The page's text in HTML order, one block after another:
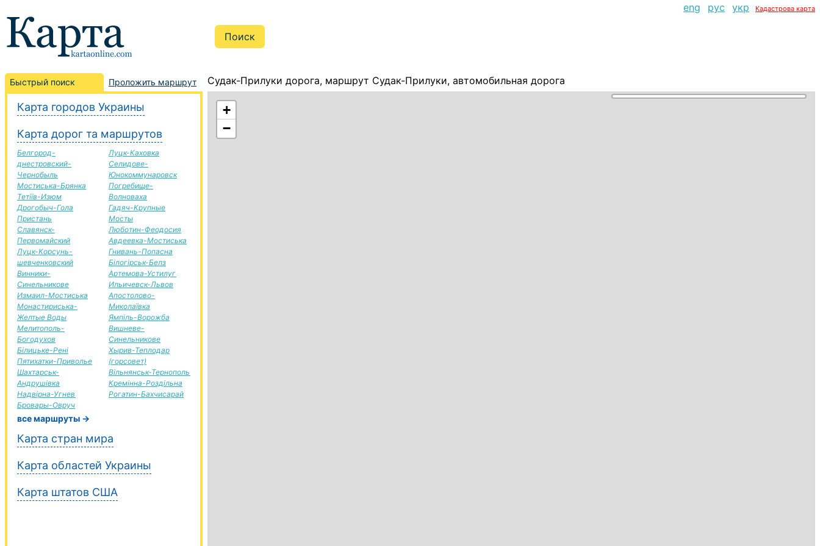
eng рус укр Кадастрова карта
Быстрый поиск Проложить маршрут
Карта городов Украины
Карта дорог та маршрутов
Белгород-
днестровский-
Чернобыль
Мостиська-Брянка
Тетіїв-Изюм
Дрогобыч-Гола
Пристань
Славянск-
Первомайский
Луцк-Корсунь-
шевченковский
Винники-
Синельникове
Измаил-Мостиська
Монастириська-
Желтые Воды
Мелитополь-
Богодухов
Білицьке-Рені
Пятихатки-Приволье
Шахтарськ-
Андрушівка
Надвірна-Угнев
Бровары-Овруч
Луцк-Каховка
Селидове-
Юнокоммунаровск
Погребище-
Волноваха
Гадяч-Крупные
Мосты
Люботин-Феодосия
Авдеевка-Мостиська
Гнивань-Попасна
Білогірськ-Белз
Артемова-Устилуг
Ильичевск-Львов
Апостолово-
Миколаївка
Ямпіль-Ворожба
Вишневе-
Синельникове
Хырив-Теплодар
(горсовет)
Вільнянськ-Тернополь
Кремінна-Роздільна
Рогатин-Бахчисарай
все маршруты →
Карта стран мира
Карта областей Украины
Карта штатов США
Судак-Прилуки дорога, маршрут Судак-Прилуки, автомобильная дорога
+
−